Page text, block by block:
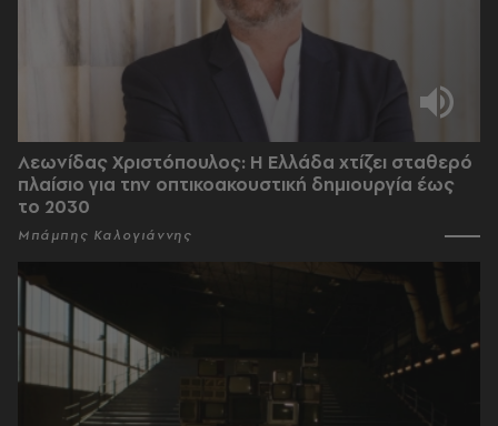
Λεωνίδας Χριστόπουλος: Η Ελλάδα χτίζει σταθερό
πλαίσιο για την οπτικοακουστική δημιουργία έως
το 2030
Μπάμπης Καλογιάννης